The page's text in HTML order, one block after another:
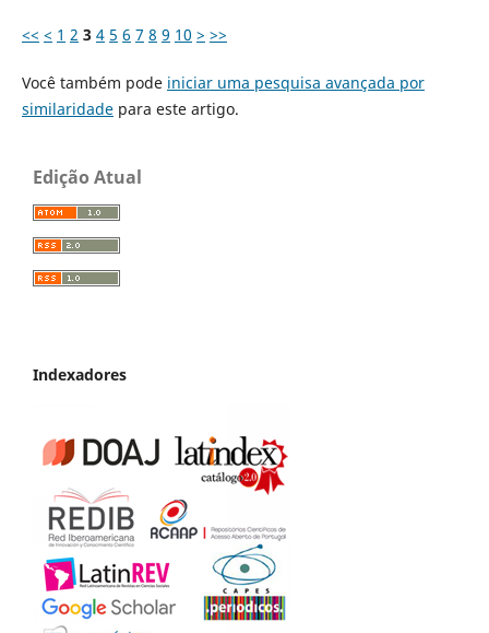
<< < 1 2 3 4 5 6 7 8 9 10 > >>
Você também pode iniciar uma pesquisa avançada por
similaridadepara este artigo.
Edição Atual
Indexadores